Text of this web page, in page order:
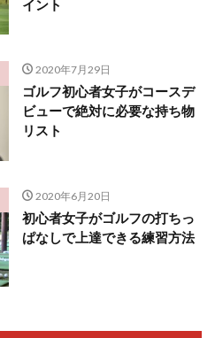
イント
2020年7月29日
ゴルフ初心者女子がコースデ
ビューで絶対に必要な持ち物
リスト
2020年6月20日
初心者女子がゴルフの打ちっ
ぱなしで上達できる練習方法